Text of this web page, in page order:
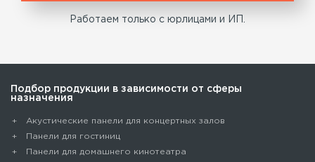
Работаем только с юрлицами и ИП.
Подбор продукции в зависимости от сферы
назначения
Акустические панели для концертных залов
Панели для гостиниц
Панели для домашнего кинотеатра